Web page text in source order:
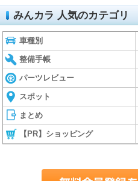
みんカラ 人気のカテゴリ
車種別
整備手帳
パーツレビュー
スポット
まとめ
【PR】ショッピング